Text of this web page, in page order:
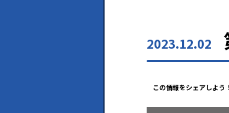
2023.12.02
この情報をシェアしよう！